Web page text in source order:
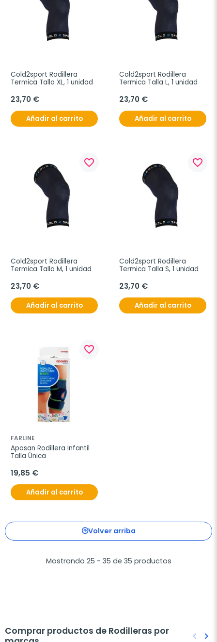
Cold2sport Rodillera
Termica Talla XL, 1 unidad
23,70 €
Añadir al carrito
Cold2sport Rodillera
Termica Talla L, 1 unidad
23,70 €
Añadir al carrito
favorite_border
Cold2sport Rodillera
Termica Talla M, 1 unidad
23,70 €
Añadir al carrito
favorite_border
Cold2sport Rodillera
Termica Talla S, 1 unidad
23,70 €
Añadir al carrito
favorite_border
FARLINE
Aposan Rodillera Infantil
Talla Única
19,85 €
Añadir al carrito
Volver arriba
Mostrando 25 - 35 de 35 productos
Comprar productos de Rodilleras por
keyboard_arrow_left keyboard_arrow_right